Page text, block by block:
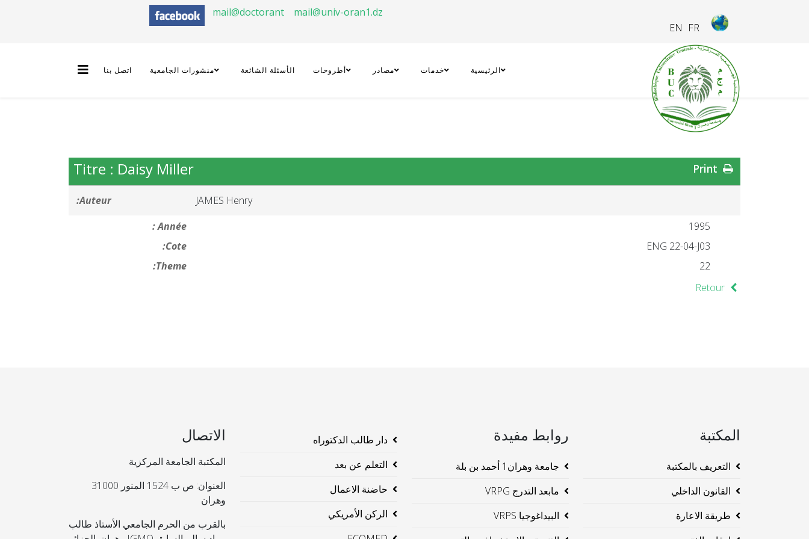
FR
EN
mail@doctorant mail@univ-oran1.dz
الرئيسية خدمات مصادر أطروحات الأسئلة الشائعة منشورات الجامعية اتصل بنا
Titre : Daisy Miller
Auteur:
JAMES Henry
Année :
1995
Cote:
ENG 22-04-J03
Theme:
22
Retour
المكتبة
التعريف بالمكتبة
القانون الداخلي
طريقة الاعارة
روابط مفيدة
جامعة وهران1 أحمد بن بلة
مابعد التدرج VRPG
البيداغوجيا VRPS
دار طالب الدكتوراه
التعلم عن بعد
حاضنة الاعمال
الركن الأمريكي
الاتصال
المكتبة الجامعة المركزية
العنوان: ص ب 1524 المنور 31000
وهران
بالقرب من الحرم الجامعي الأستاذ طالب